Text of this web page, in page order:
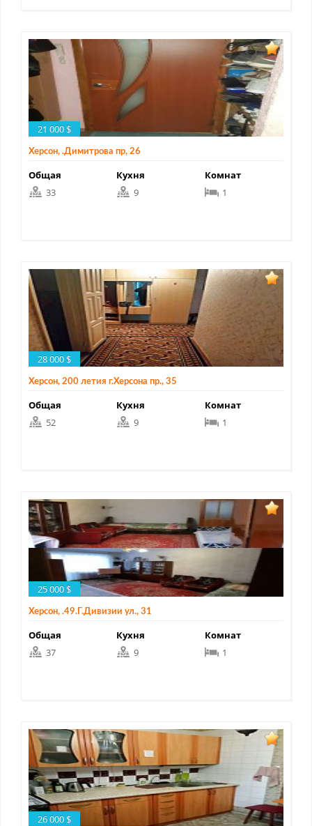
21 000 $
Херсон, .Димитрова пр, 26
Общая
33
Кухня
9
Комнат
1
28 000 $
Херсон, 200 летия г.Херсона пр., 35
Общая
52
Кухня
9
Комнат
1
25 000 $
Херсон, .49.Г.Дивизии ул., 31
Общая
37
Кухня
9
Комнат
1
26 000 $